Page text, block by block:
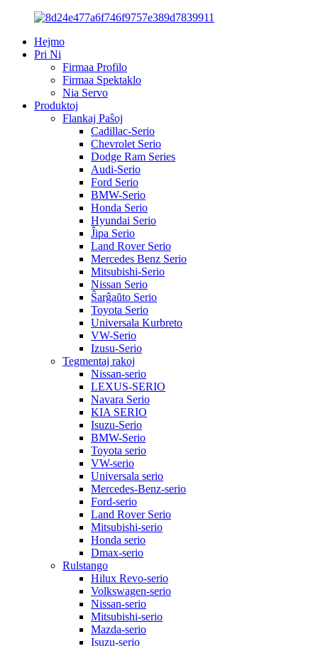
Hejmo
Pri Ni
Firmaa Profilo
Firmaa Spektaklo
Nia Servo
Produktoj
Flankaj Paŝoj
Cadillac-Serio
Chevrolet Serio
Dodge Ram Series
Audi-Serio
Ford Serio
BMW-Serio
Honda Serio
Hyundai Serio
Ĵipa Serio
Land Rover Serio
Mercedes Benz Serio
Mitsubishi-Serio
Nissan Serio
Ŝarĝaŭto Serio
Toyota Serio
Universala Kurbreto
VW-Serio
Izusu-Serio
Tegmentaj rakoj
Nissan-serio
LEXUS-SERIO
Navara Serio
KIA SERIO
Isuzu-Serio
BMW-Serio
Toyota serio
VW-serio
Universala serio
Mercedes-Benz-serio
Ford-serio
Land Rover Serio
Mitsubishi-serio
Honda serio
Dmax-serio
Rulstango
Hilux Revo-serio
Volkswagen-serio
Nissan-serio
Mitsubishi-serio
Mazda-serio
Isuzu-serio